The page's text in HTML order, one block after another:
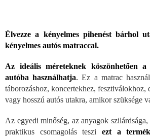
Élvezze a kényelmes pihenést bárhol
kényelmes autós matraccal.
Az ideális méreteknek köszönhetően
autóba használhatja. Ez a matrac
táborozáshoz, koncertekhez, fesztiválokhoz,
vagy hosszú autós utakra, amikor szüksége
Az egyedi minőség, az anyagok szilárdsága,
praktikus csomagolás teszi ezt a